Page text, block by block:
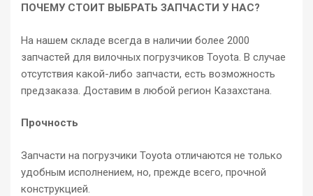
ПОЧЕМУ СТОИТ ВЫБРАТЬ ЗАПЧАСТИ У НАС?
На нашем складе всегда в наличии более 2000
запчастей для вилочных погрузчиков Toyota. В случае
отсутствия какой-либо запчасти, есть возможность
предзаказа. Доставим в любой регион Казахстана.
Прочность
Запчасти на погрузчики Toyota отличаются не только
удобным исполнением, но, прежде всего, прочной
конструкцией.